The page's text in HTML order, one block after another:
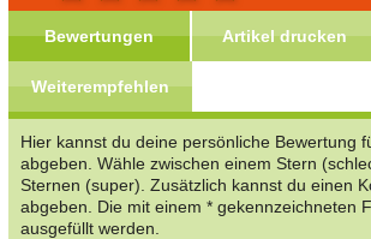
Bewertungen Artikel drucken
Weiterempfehlen
Hier kannst du deine persönliche Bewertung
abgeben. Wähle zwischen einem Stern
Sternen (super). Zusätzlich kannst du einen
abgeben. Die mit einem * gekennzeichneten
ausgefüllt werden.